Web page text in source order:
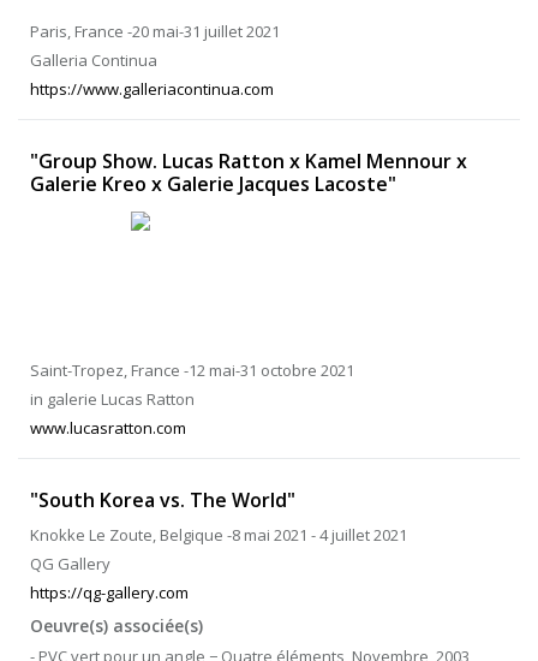
Paris, France -20 mai-31 juillet 2021
Galleria Continua
https://www.galleriacontinua.com
"Group Show. Lucas Ratton x Kamel Mennour x
Galerie Kreo x Galerie Jacques Lacoste"
Saint-Tropez, France -12 mai-31 octobre 2021
in galerie Lucas Ratton
www.lucasratton.com
"South Korea vs. The World"
Knokke Le Zoute, Belgique -8 mai 2021 - 4 juillet 2021
QG Gallery
https://qg-gallery.com
Oeuvre(s) associée(s)
- PVC vert pour un angle − Quatre éléments, Novembre, 2003,